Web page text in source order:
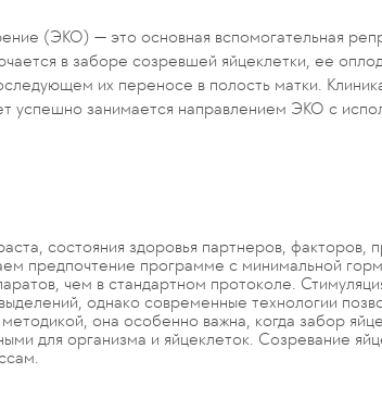
(ЭКО) — это основная вспомогательная
в заборе созревшей яйцеклетки, ее
их переносе в полость матки.
занимается направлением ЭКО с
состояния здоровья партнеров,
предпочтение программе с минимальной
чем в стандартном протоколе.
однако современные технологии
она особенно важна, когда забор
для организма и яйцеклеток. Созревание